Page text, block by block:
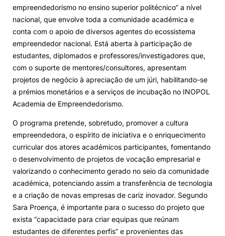
Magazine
Eventos
empreendedorismo no ensino superior politécnico” a nível
nacional, que envolve toda a comunidade académica e
conta com o apoio de diversos agentes do ecossistema
empreendedor nacional. Está aberta à participação de
estudantes, diplomados e professores/investigadores que,
com o suporte de mentores/consultores, apresentam
projetos de negócio à apreciação de um júri, habilitando-se
a prémios monetários e a serviços de incubação no INOPOL
Academia de Empreendedorismo.
O programa pretende, sobretudo, promover a cultura
empreendedora, o espírito de iniciativa e o enriquecimento
curricular dos atores académicos participantes, fomentando
o desenvolvimento de projetos de vocação empresarial e
valorizando o conhecimento gerado no seio da comunidade
académica, potenciando assim a transferência de tecnologia
e a criação de novas empresas de cariz inovador. Segundo
Sara Proença, é importante para o sucesso do projeto que
exista “capacidade para criar equipas que reúnam
estudantes de diferentes perfis” e provenientes das